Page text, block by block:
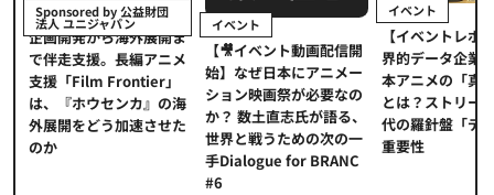
Sponsored by 公益財団
法人 ユニジャパン
企画開発から海外展開ま
で伴走支援。長編アニメ
支援「Film Frontier」
は、『ホウセンカ』の海
外展開をどう加速させた
のか
イベント
【🎥イベント動画配信開
始】なぜ日本にアニメー
ション映画祭が必要なの
か？ 数土直志氏が語る、
世界と戦うための次の一
手Dialogue for BRANC
#6
イベント
【イベントレポ
界的データ企業
本アニメの「真
とは？ストリー
代の羅針盤「デ
重要性